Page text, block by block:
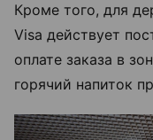
Кроме того, для
Visa действует
оплате заказа в
горячий напиток